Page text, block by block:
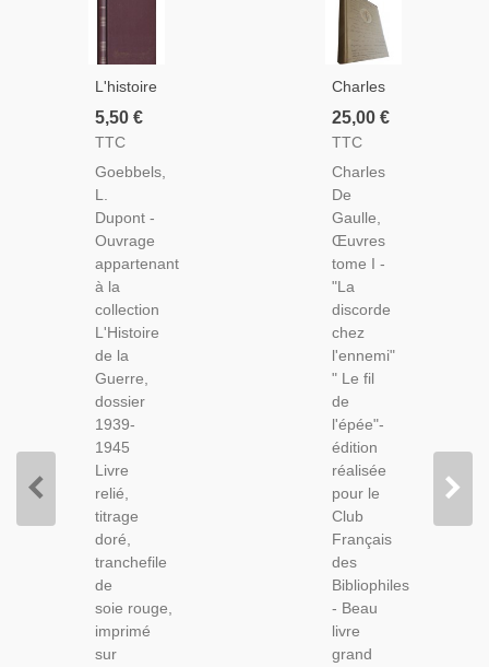
L'histoire
De La
Guerre
1939-
1945,
Goebbels,
1970 -
2e
Guerre
Mondiale,
Biographies,
Livres
De
Collection
5,50 €
TTC
Goebbels,
L.
Dupont -
Ouvrage
appartenant
à la
collection
L'Histoire
de la
Guerre,
dossier
1939-
1945
Livre
relié,
titrage
doré,
tranchefile
de
soie rouge,
imprimé
sur
Charles
De
Gaulle,
TI, La
Discorde
Chez
L'ennemi,
Le Fil De
L'épée,
1963 -
Armée,
Guerre
1914
1918
25,00 €
TTC
Charles
De
Gaulle,
Œuvres
tome I -
"La
discorde
chez
l'ennemi"
" Le fil
de
l'épée"-
édition
réalisée
pour le
Club
Français
des
Bibliophiles
- Beau
livre
grand